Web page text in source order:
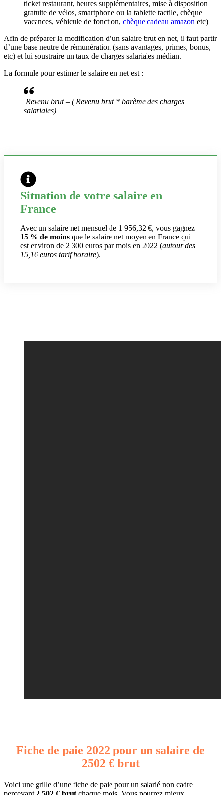
ticket restaurant, heures supplémentaires, mise à disposition
gratuite de vélos, smartphone ou la tablette tactile, chèque
vacances, véhicule de fonction, chèque cadeau amazon etc)
Afin de préparer la modification d’un salaire brut en net, il faut partir
d’une base neutre de rémunération (sans avantages, primes, bonus,
etc) et lui soustraire un taux de charges salariales médian.
La formule pour estimer le salaire en net est :
Revenu brut – ( Revenu brut * barème des charges
salariales)
Situation de votre salaire en
France
Avec un salaire net mensuel de 1 956,32 €, vous gagnez
15 % de moins que le salaire net moyen en France qui
est environ de 2 300 euros par mois en 2022 (autour des
15,16 euros tarif horaire).
Fiche de paie 2022 pour un salaire de
2502 € brut
Voici une grille d’une fiche de paie pour un salarié non cadre